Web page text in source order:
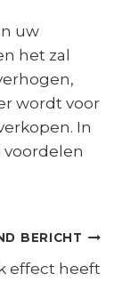
uw
het zal
wordt voor
In
voordelen
BERICHT
effect heeft